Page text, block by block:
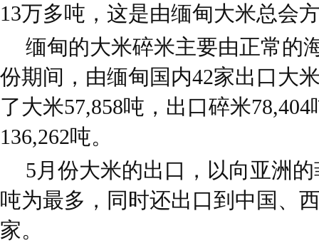
13万多吨，这是由缅甸大米总会
缅甸的大米碎米主要由正常的
份期间，由缅甸国内42家出口大
了大米57,858吨，出口碎米
136,262吨。
5月份大米的出口，以向亚洲
吨为最多，同时还出口到中国、
家。